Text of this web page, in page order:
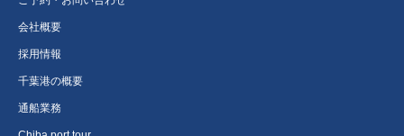
会社概要
採用情報
千葉港の概要
通船業務